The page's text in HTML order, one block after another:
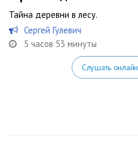
Тайна деревни в лесу.
Сергей Гулевич
5 часов 53 минуты
Слушать онлайн